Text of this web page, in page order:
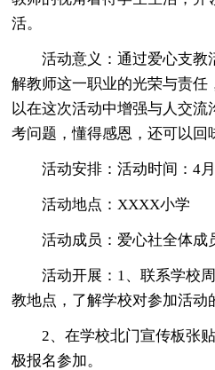
活。
活动意义：通过爱心支教
解教师这一职业的光荣与责任
以在这次活动中增强与人交流
考问题，懂得感恩，还可以回
活动安排：活动时间：4
活动地点：XXXX小学
活动成员：爱心社全体成
活动开展：1、联系学校周
教地点，了解学校对参加活动
2、在学校北门宣传板张贴
极报名参加。